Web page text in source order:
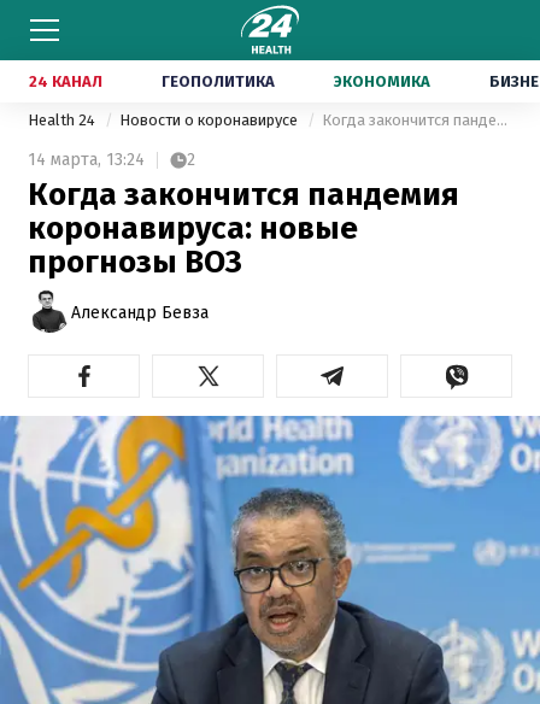
24 КАНАЛ ГЕОПОЛИТИКА ЭКОНОМИКА
Health 24 Новости о коронавирусе Когда закончится пандемия коронавируса: новые прогнозы ВОЗ
14 марта, 13:24 2
Когда закончится пандемия
коронавируса: новые
прогнозы ВОЗ
Александр Бевза